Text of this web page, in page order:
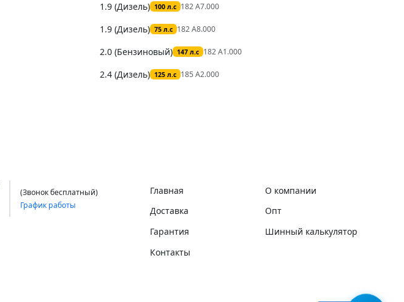
1.9 (Дизель) 100 л.с 182 A7.000
1.9 (Дизель) 75 л.с 182 A8.000
2.0 (Бензиновый) 147 л.с 182 A1.000
2.4 (Дизель) 125 л.с 185 A2.000
(Звонок бесплатный)
График работы
Главная
О компании
Доставка
Опт
Гарантия
Шинный калькулятор
Контакты